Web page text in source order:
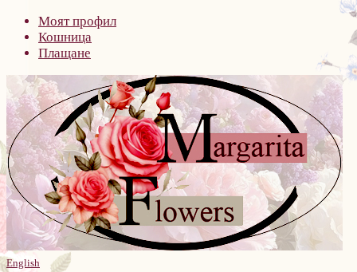
Моят профил
Кошница
Плащане
English